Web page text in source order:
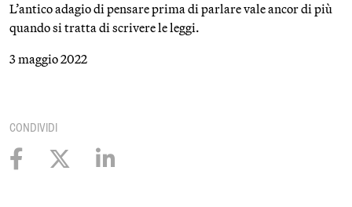
L’antico adagio di pensare prima di parlare vale ancor di più
quando si tratta di scrivere le leggi.
3 maggio 2022
CONDIVIDI